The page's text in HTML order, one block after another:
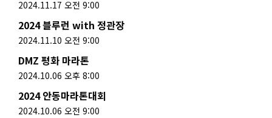
2024.11.17 오전 9:00
2024 블루런 with 정관장
2024.11.10 오전 9:00
DMZ 평화 마라톤
2024.10.06 오후 8:00
2024 안동마라톤대회
2024.10.06 오전 9:00